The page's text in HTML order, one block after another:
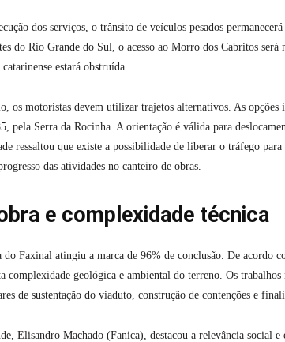
dos serviços, o trânsito de veículos pesados
do Rio Grande do Sul, o acesso ao Morro dos Cabritos
estará obstruída.
os motoristas devem utilizar trajetos alternativos. As
pela Serra da Rocinha. A orientação é válida para
ressaltou que existe a possibilidade de liberar o tráfego
das atividades no canteiro de obras.
e complexidade técnica
do Faxinal atingiu a marca de 96% de conclusão. De acordo
complexidade geológica e ambiental do terreno. Os trabalhos
de sustentação do viaduto, construção de contenções e
Elisandro Machado (Fanica), destacou a relevância social